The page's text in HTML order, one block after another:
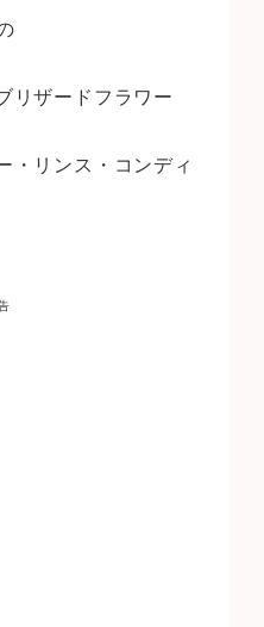
リザードフラワー
・リンス・コンディ